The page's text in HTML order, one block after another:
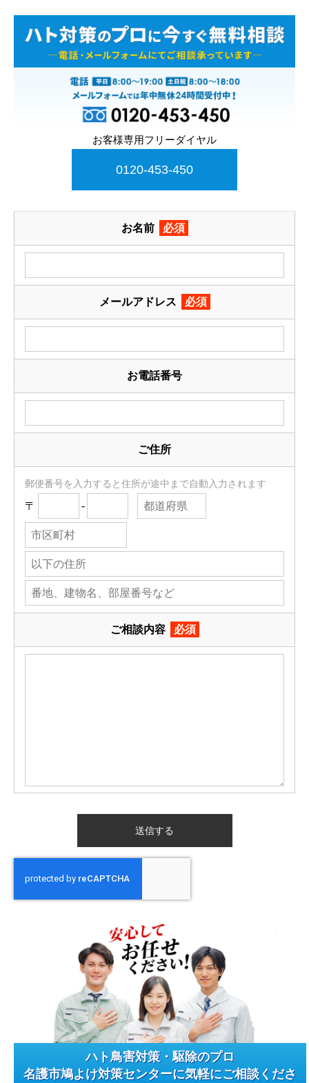
お客様専用フリーダイヤル
0120-453-450
お名前 必須
メールアドレス 必須
お電話番号
ご住所
郵便番号を入力すると住所が途中まで自動入力されます
〒 -
ご相談内容 必須
ハト鳥害対策・駆除のプロ
名護市鳩よけ対策センターに気軽にご相談くださ